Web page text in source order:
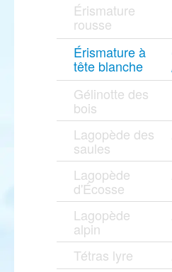
Érismature
rousse
Érismature à
tête blanche
Gélinotte des
bois
Lagopède des
saules
Lagopède
d'Écosse
Lagopède
alpin
Tétras lyre